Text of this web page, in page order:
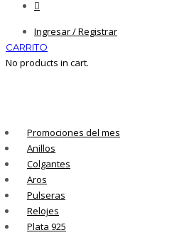
Ingresar / Registrar
CARRITO
No products in cart.
Promociones del mes
Anillos
Colgantes
Aros
Pulseras
Relojes
Plata 925